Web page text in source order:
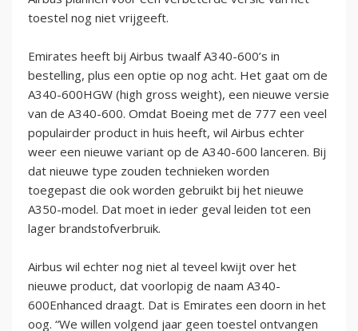
toestel nog niet vrijgeeft.
Emirates heeft bij Airbus twaalf A340-600’s in
bestelling, plus een optie op nog acht. Het gaat om de
A340-600HGW (high gross weight), een nieuwe versie
van de A340-600. Omdat Boeing met de 777 een veel
populairder product in huis heeft, wil Airbus echter
weer een nieuwe variant op de A340-600 lanceren. Bij
dat nieuwe type zouden technieken worden
toegepast die ook worden gebruikt bij het nieuwe
A350-model. Dat moet in ieder geval leiden tot een
lager brandstofverbruik.
Airbus wil echter nog niet al teveel kwijt over het
nieuwe product, dat voorlopig de naam A340-
600Enhanced draagt. Dat is Emirates een doorn in het
oog. “We willen volgend jaar geen toestel ontvangen